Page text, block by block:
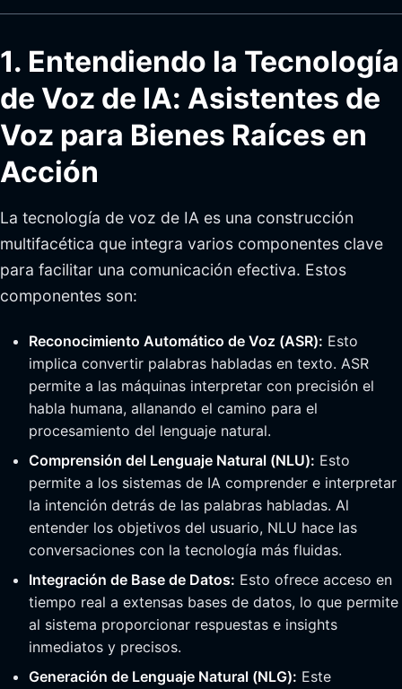
1. Entendiendo la Tecnología
de Voz de IA: Asistentes de
Voz para Bienes Raíces en
Acción
La tecnología de voz de IA es una construcción
multifacética que integra varios componentes clave
para facilitar una comunicación efectiva. Estos
componentes son:
Reconocimiento Automático de Voz (ASR): Esto
implica convertir palabras habladas en texto. ASR
permite a las máquinas interpretar con precisión el
habla humana, allanando el camino para el
procesamiento del lenguaje natural.
Comprensión del Lenguaje Natural (NLU): Esto
permite a los sistemas de IA comprender e interpretar
la intención detrás de las palabras habladas. Al
entender los objetivos del usuario, NLU hace las
conversaciones con la tecnología más fluidas.
Integración de Base de Datos: Esto ofrece acceso en
tiempo real a extensas bases de datos, lo que permite
al sistema proporcionar respuestas e insights
inmediatos y precisos.
Generación de Lenguaje Natural (NLG): Este